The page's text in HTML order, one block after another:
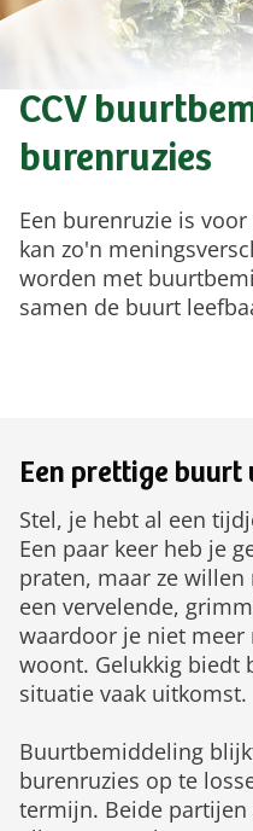
CCV
burenruzies
Een burenruzie is
kan zo'n
worden met
samen de buurt
Een prettige buurt
Stel, je hebt al een
Een paar keer heb je
praten, maar ze
een vervelende,
waardoor je niet
woont. Gelukkig biedt
situatie vaak uitkomst.
Buurtbemiddeling
burenruzies op te
termijn. Beide partijen